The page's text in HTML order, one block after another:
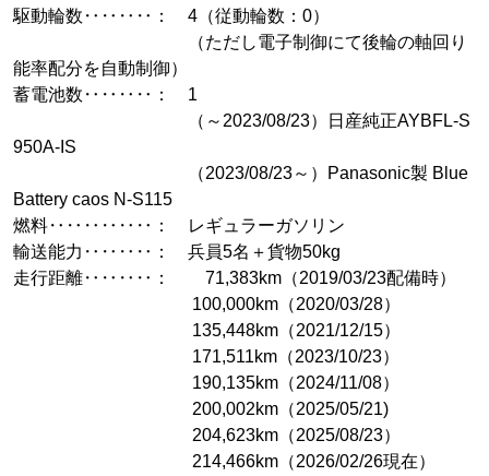
駆動輪数‥‥‥‥： 4（従動輪数：0）
（ただし電子制御にて後輪の軸回り
能率配分を自動制御）
蓄電池数‥‥‥‥： 1
（～2023/08/23）日産純正AYBFL-S
950A-IS
（2023/08/23～）Panasonic製 Blue
Battery caos N-S115
燃料‥‥‥‥‥‥： レギュラーガソリン
輸送能力‥‥‥‥： 兵員5名＋貨物50kg
走行距離‥‥‥‥： 71,383km（2019/03/23配備時）
100,000km（2020/03/28）
135,448km（2021/12/15）
171,511km（2023/10/23）
190,135km（2024/11/08）
200,002km（2025/05/21)
204,623km（2025/08/23）
214,466km（2026/02/26現在）